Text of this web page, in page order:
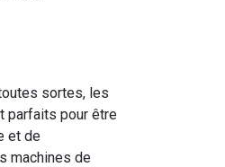
sortes, les
parfaits pour être
et de
machines de